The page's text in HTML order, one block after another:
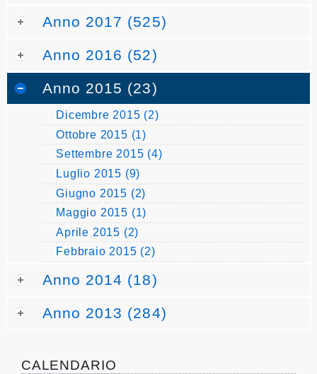
Anno 2017 (525)
Anno 2016 (52)
Anno 2015 (23)
Dicembre 2015 (2)
Ottobre 2015 (1)
Settembre 2015 (4)
Luglio 2015 (9)
Giugno 2015 (2)
Maggio 2015 (1)
Aprile 2015 (2)
Febbraio 2015 (2)
Anno 2014 (18)
Anno 2013 (284)
CALENDARIO